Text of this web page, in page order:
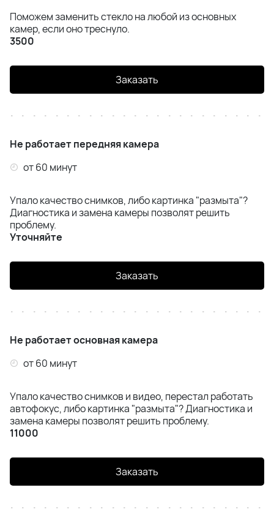
Поможем заменить стекло на любой из основных
камер, если оно треснуло.
3500
Заказать
Не работает передняя камера
от 60 минут
Упало качество снимков, либо картинка "размыта"?
Диагностика и замена камеры позволят решить
проблему.
Уточняйте
Заказать
Не работает основная камера
от 60 минут
Упало качество снимков и видео, перестал работать
автофокус, либо картинка "размыта"? Диагностика и
замена камеры позволят решить проблему.
11000
Заказать